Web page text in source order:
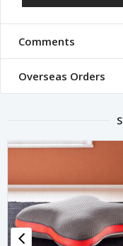
Comments
Overseas Orders